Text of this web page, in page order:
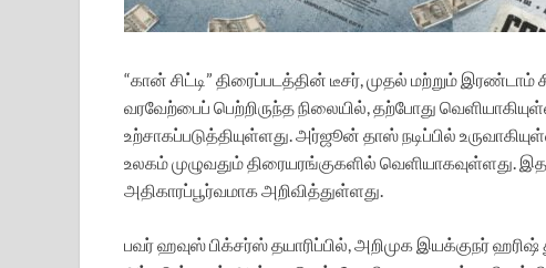
“கான் சிட்டி” திரைப்படத்தின் டீசர், முதல் மற்றும்
வரவேற்பைப் பெற்றிருந்த நிலையில், தற்போது
உற்சாகப்படுத்தியுள்ளது. அர்ஜூன் தாஸ் நடிப்பில்
உலகம் முழுவதும் திரையரங்குகளில் வெளியாகவுள்ளது.
அதிகாரப்பூர்வமாக அறிவித்துள்ளது.
பவர் ஹவுஸ் பிக்சர்ஸ் தயாரிப்பில், அறிமுக இயக்குநர்